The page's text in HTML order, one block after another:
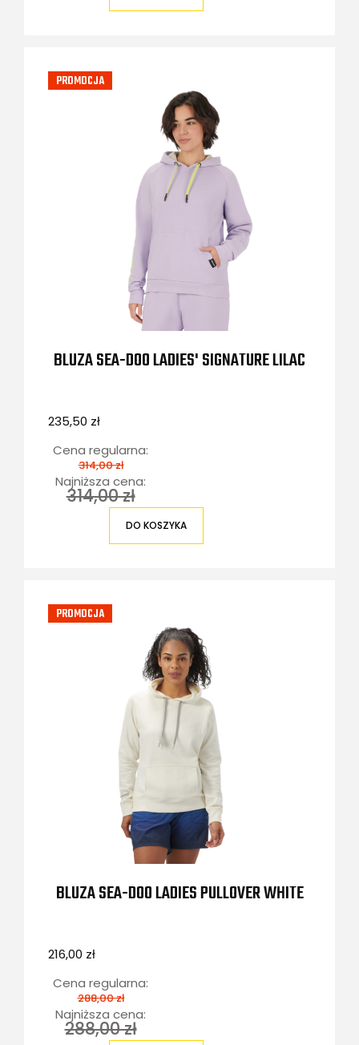
BLUZA SEA-DOO LADIES' SIGNATURE LILAC
235,50 zł
Cena regularna:
314,00 zł
Najniższa cena:
314,00 zł
DO KOSZYKA
PROMOCJA
BLUZA SEA-DOO LADIES PULLOVER WHITE
216,00 zł
Cena regularna:
288,00 zł
Najniższa cena:
288,00 zł
PROMOCJA